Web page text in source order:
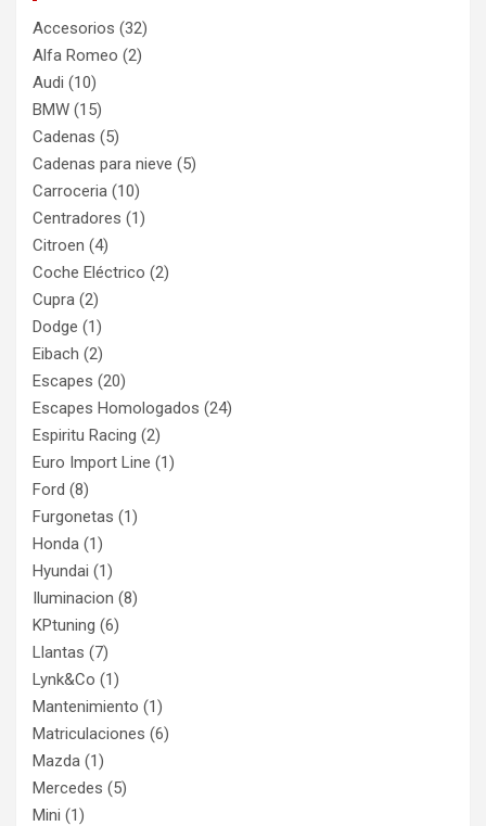
Accesorios (32)
Alfa Romeo (2)
Audi (10)
BMW (15)
Cadenas (5)
Cadenas para nieve (5)
Carroceria (10)
Centradores (1)
Citroen (4)
Coche Eléctrico (2)
Cupra (2)
Dodge (1)
Eibach (2)
Escapes (20)
Escapes Homologados (24)
Espiritu Racing (2)
Euro Import Line (1)
Ford (8)
Furgonetas (1)
Honda (1)
Hyundai (1)
Iluminacion (8)
KPtuning (6)
Llantas (7)
Lynk&Co (1)
Mantenimiento (1)
Matriculaciones (6)
Mazda (1)
Mercedes (5)
Mini (1)